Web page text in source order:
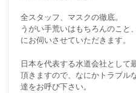
全スタッフ、マスクの徹底。
うがい手荒いはもちろんのこと
にお伺いさせていただきます。
日本を代表する水道会社として
頂きますので、なにかトラブル
達をお呼び下さい。